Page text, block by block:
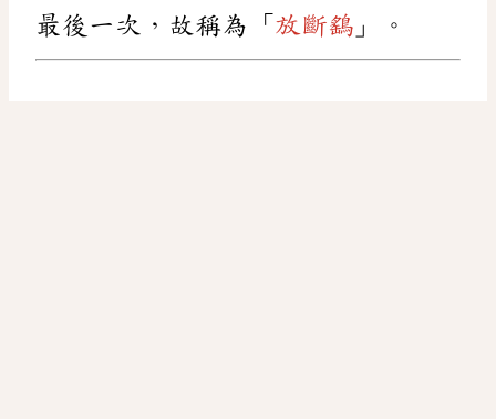
最後一次，故稱為「 放斷鷂 」。